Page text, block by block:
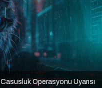
Operasyonu Uyarısı